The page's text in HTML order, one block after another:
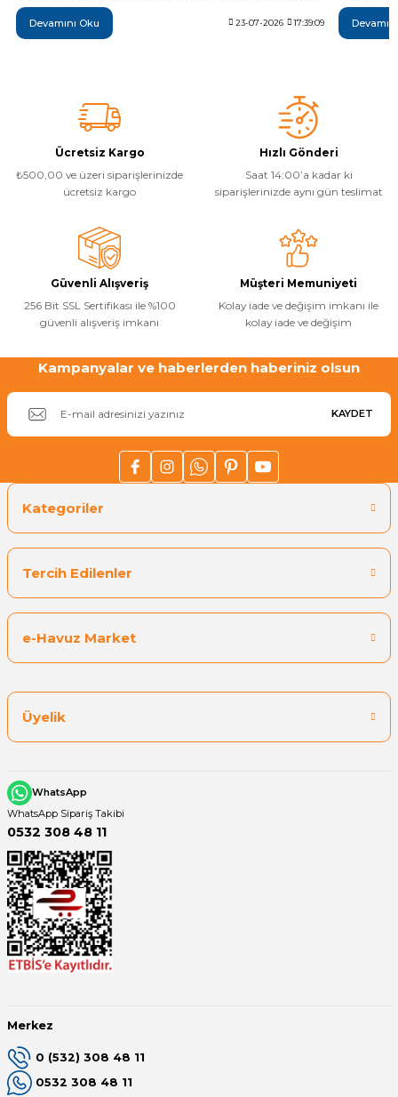
olduğu teknik verilerle açıklanıyor. Breeze, Vapor, Fusion,
Monster, Hyper, Coral, Nexus ve Flare modelleri arasındaki temel
farkları inceleyerek ihtiyaçlarınıza en uygun şişme SUP board'u
Devamını Oku 23-07-2026 17:39:09
da günlük
yöntemi,
sonrası
Ücretsiz Kargo
₺500,00 ve üzeri siparişlerinizde
ücretsiz kargo
Hızlı Gönderi
Saat 14:00’a kadar ki
siparişlerinizde aynı gün teslimat
Güvenli Alışveriş
256 Bit SSL Sertifikası ile %100
güvenli alışveriş imkanı
Müşteri Memuniyeti
Kolay iade ve değişim imkanı ile
kolay iade ve değişim
Kampanyalar ve haberlerden haberiniz olsun
KAYDET
Kategoriler
Tercih Edilenler
e-Havuz Market
Üyelik
WhatsApp
WhatsApp Sipariş Takibi
0532 308 48 11
Merkez
0 (532) 308 48 11
0532 308 48 11